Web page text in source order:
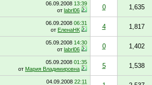
06.09.2008 13:39
от labrl06 0 1,635
06.09.2008 06:31
от ЕленаНК 4 1,817
05.09.2008 14:30
от labrl06 0 1,402
05.09.2008 01:35
от Мария Владимировна 5 1,538
04.09.2008 22:11